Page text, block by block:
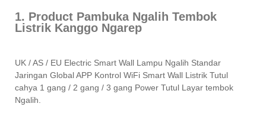
1. Product Pambuka Ngalih Tembok
Listrik Kanggo Ngarep
UK / AS / EU Electric Smart Wall Lampu Ngalih Standar
Jaringan Global APP Kontrol WiFi Smart Wall Listrik Tutul
cahya 1 gang / 2 gang / 3 gang Power Tutul Layar tembok
Ngalih.